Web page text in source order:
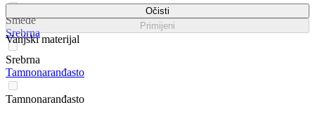
Smeđe
Srebrna
Srebrna
Tamnonaranđasto
Tamnonaranđasto
Očisti
Primijeni
Vanjski materijal